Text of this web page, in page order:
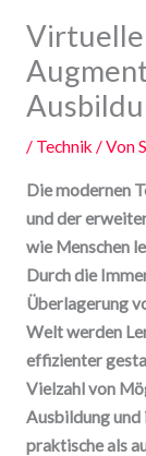
Virtuelle
/ Technik / Von
Die modernen
und der
wie Menschen
Durch die
Überlagerung
Welt werden
effizienter
Vielzahl von
Ausbildung
praktische als